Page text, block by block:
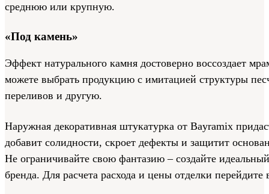
среднюю или крупную.
«Под камень»
Эффект натурального камня достоверно воссоздает
можете выбрать продукцию с имитацией структуры
переливов и другую.
Наружная декоративная штукатурка от Bayramix
добавит солидности, скроет дефекты и защитит
Не ограничивайте свою фантазию – создайте
бренда. Для расчета расхода и цены отделки перейдите